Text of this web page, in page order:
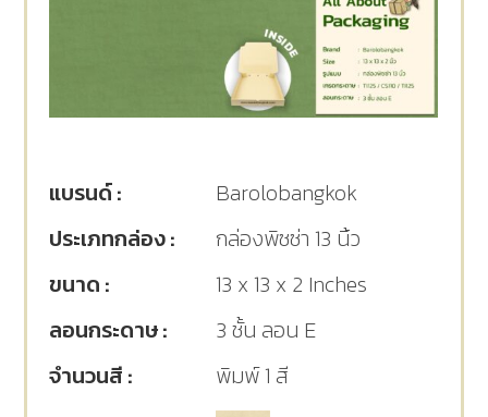
แบรนด์ :
Barolobangkok
ประเภทกล่อง :
กล่องพิซซ่า 13 นิ้ว
ขนาด :
13 x 13 x 2 Inches
ลอนกระดาษ :
3 ชั้น ลอน E
จำนวนสี :
พิมพ์ 1 สี